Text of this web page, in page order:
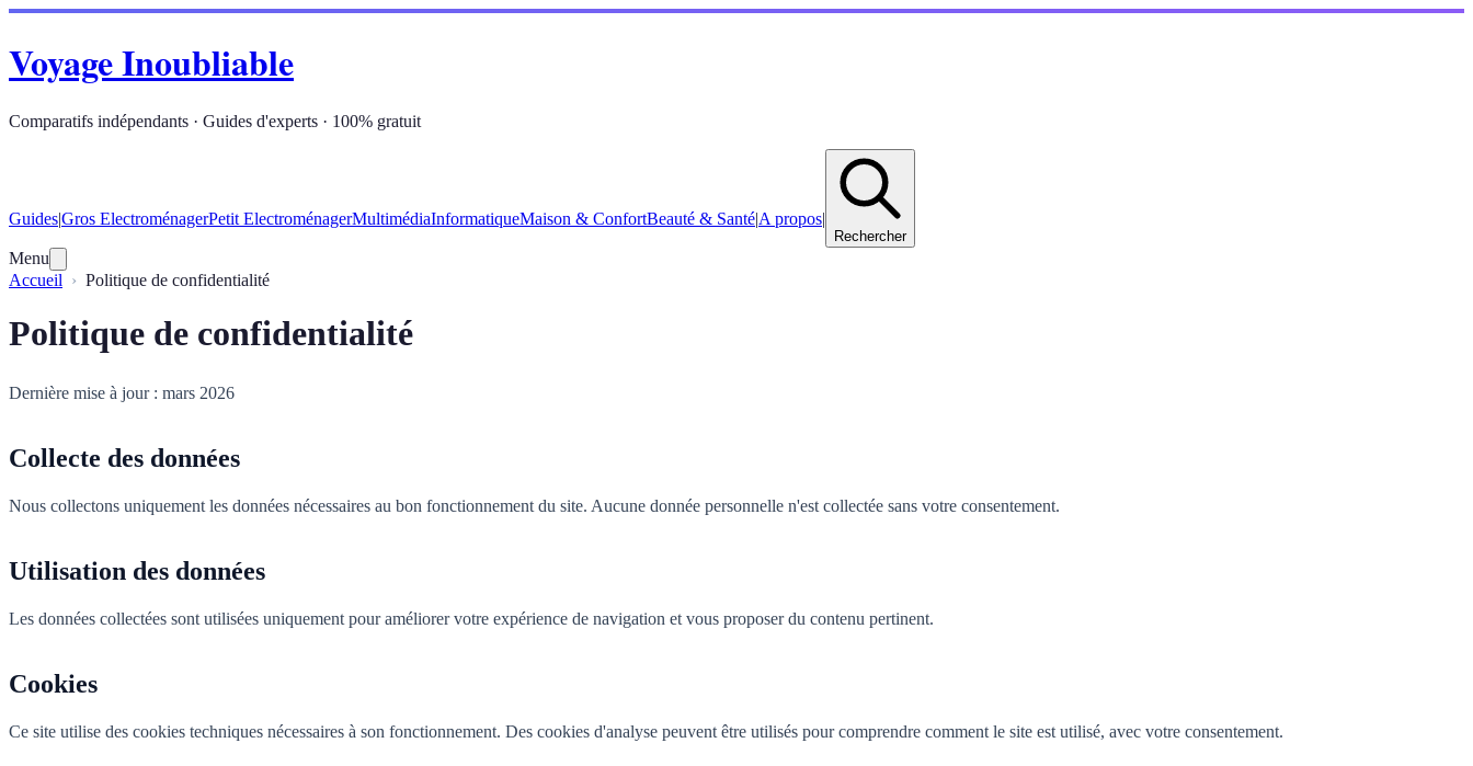
Voyage Inoubliable
Comparatifs indépendants · Guides d'experts · 100% gratuit
Guides|Gros ElectroménagerPetit ElectroménagerMultimédiaInformatiqueMaison & ConfortBeauté & Santé|A propos|
Rechercher
Menu
Accueil
Politique de confidentialité
Politique de confidentialité
Dernière mise à jour : mars 2026
Collecte des données
Nous collectons uniquement les données nécessaires au bon fonctionnement du site. Aucune donnée personnelle n'est collectée sans votre consentement.
Utilisation des données
Les données collectées sont utilisées uniquement pour améliorer votre expérience de navigation et vous proposer du contenu pertinent.
Cookies
Ce site utilise des cookies techniques nécessaires à son fonctionnement. Des cookies d'analyse peuvent être utilisés pour comprendre comment le site est utilisé, avec votre consentement.